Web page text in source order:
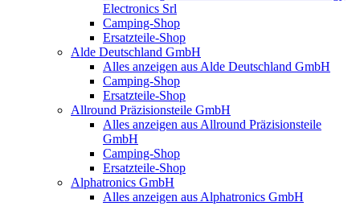
Electronics Srl
Camping-Shop
Ersatzteile-Shop
Alde Deutschland GmbH
Alles anzeigen aus Alde Deutschland GmbH
Camping-Shop
Ersatzteile-Shop
Allround Präzisionsteile GmbH
Alles anzeigen aus Allround Präzisionsteile
GmbH
Camping-Shop
Ersatzteile-Shop
Alphatronics GmbH
Alles anzeigen aus Alphatronics GmbH